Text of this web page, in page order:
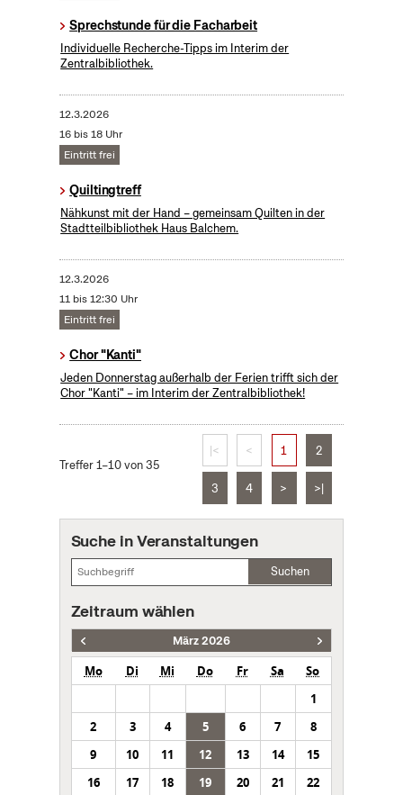
Sprechstunde für die Facharbeit
Individuelle Recherche-Tipps im Interim der
Zentralbibliothek.
12.3.2026
16 bis 18 Uhr
Eintritt frei
Quiltingtreff
Nähkunst mit der Hand – gemeinsam Quilten in der
Stadtteilbibliothek Haus Balchem.
12.3.2026
11 bis 12:30 Uhr
Eintritt frei
Chor "Kanti"
Jeden Donnerstag außerhalb der Ferien trifft sich der
Chor "Kanti" – im Interim der Zentralbibliothek!
Treffer 1–10 von 35
|< < 1 2
3 4 > >|
Suche in Veranstaltungen
Suchen
Zeitraum wählen
März 2026
Mo Di Mi Do Fr Sa
So
1
2
3 4 5 6 7
8
9
10 11 12 13 14
15
16
17 18 19 20 21
22